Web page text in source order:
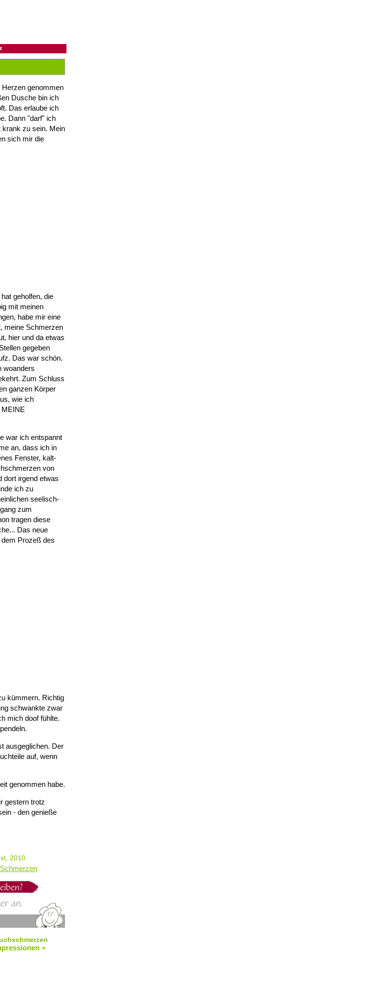
Herzen genommen
Dusche bin ich
Das erlaube ich
Dann "darf" ich
krank zu sein. Mein
sich mir die
geholfen, die
mit meinen
habe mir eine
meine Schmerzen
hier und da etwas
gegeben
Das war schön.
woanders
Zum Schluss
ganzen Körper
wie ich
MEINE
war ich entspannt
an, dass ich in
Fenster, kalt-
von
dort irgend etwas
ich zu
seelisch-
zum
tragen diese
Das neue
Prozeß des
kümmern. Richtig
schwankte zwar
mich doof fühlte.
ausgeglichen. Der
auf, wenn
genommen habe.
gestern trotz
- den genieße
2010
»